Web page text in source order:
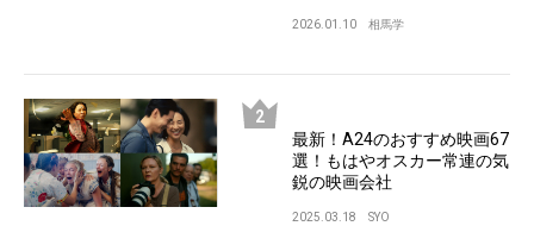
2026.01.10 相馬学
最新！A24のおすすめ映画67
選！もはやオスカー常連の気
鋭の映画会社
2025.03.18 SYO